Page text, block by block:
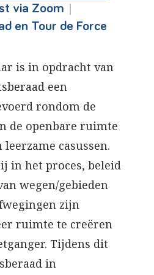
via Zoom |
en Tour de Force
is in opdracht van
een
rondom de
de openbare ruimte
casussen.
in het proces, beleid
wegen/gebieden
zijn
ruimte te creëren
Tijdens dit
in